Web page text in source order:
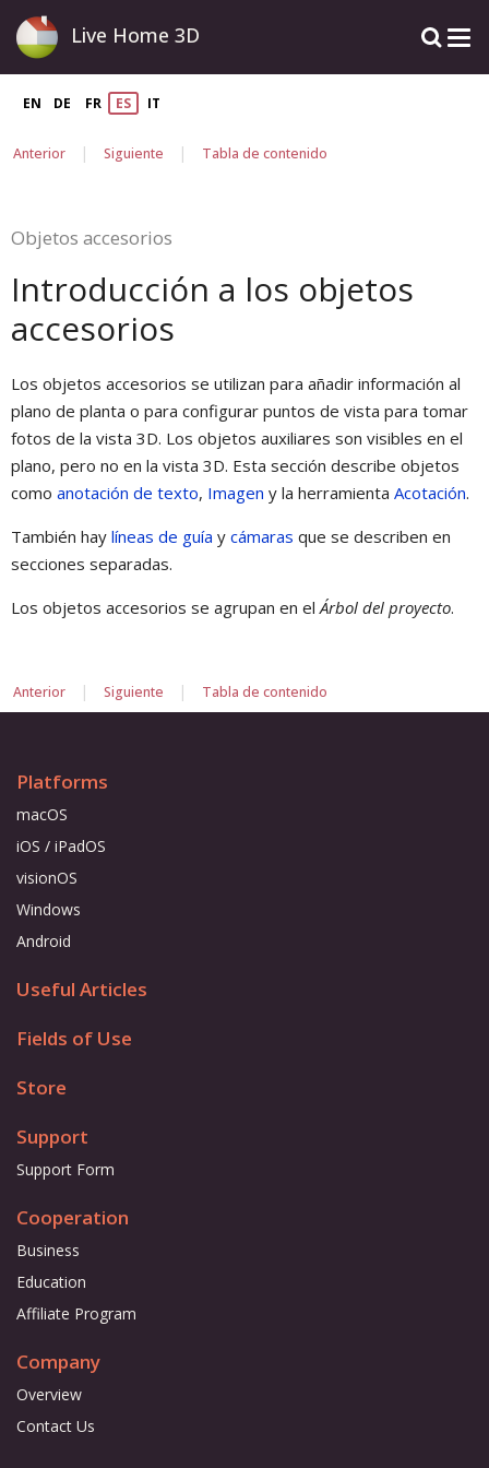
Live Home 3D
EN DE FR ES IT
Anterior | Siguiente | Tabla de contenido
Objetos accesorios
Introducción a los objetos
accesorios
Los objetos accesorios se utilizan para añadir información al
plano de planta o para configurar puntos de vista para tomar
fotos de la vista 3D. Los objetos auxiliares son visibles en el
plano, pero no en la vista 3D. Esta sección describe objetos
como anotación de texto, Imagen y la herramienta Acotación.
También hay líneas de guía y cámaras que se describen en
secciones separadas.
Los objetos accesorios se agrupan en elÁrbol del proyecto.
Anterior | Siguiente | Tabla de contenido
Platforms
macOS
iOS / iPadOS
visionOS
Windows
Android
Useful Articles
Fields of Use
Store
Support
Support Form
Cooperation
Business
Education
Affiliate Program
Company
Overview
Contact Us